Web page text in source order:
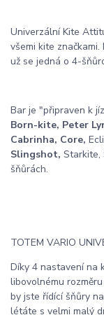
Univerzální Kite
všemi kite
už se jedná o 4-
Bar je "připraven k
Born-kite, Peter
Cabrinha, Core,
Slingshot, Starkite,
šňůrách.
TOTEM VARIO
Díky 4 nastavení na
libovolnému
by jste řídící šňůry
létáte s velmi malý